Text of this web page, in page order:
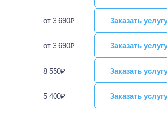
от 3 690₽ Заказать услугу
Заказать услугу
от 3 690₽ Заказать услугу
Заказать услугу
8 550₽ Заказать услугу
Заказать услугу
5 400₽ Заказать услугу
Заказать услугу